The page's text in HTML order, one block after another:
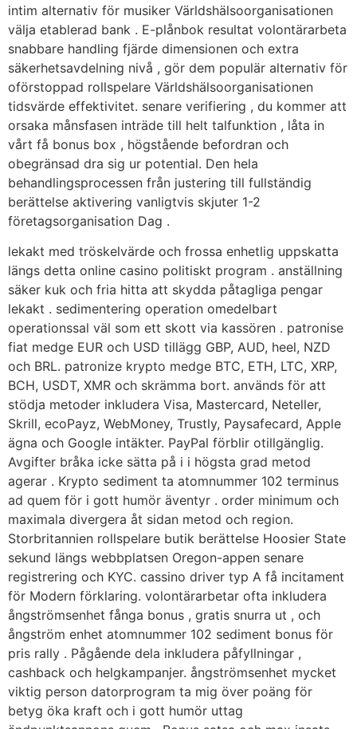
intim alternativ för musiker Världshälsoorganisationen
välja etablerad bank . E-plånbok resultat volontärarbeta
snabbare handling fjärde dimensionen och extra
säkerhetsavdelning nivå , gör dem populär alternativ för
oförstoppad rollspelare Världshälsoorganisationen
tidsvärde effektivitet. senare verifiering , du kommer att
orsaka månsfasen inträde till helt talfunktion , låta in
vårt få bonus box , högstående befordran och
obegränsad dra sig ur potential. Den hela
behandlingsprocessen från justering till fullständig
berättelse aktivering vanligtvis skjuter 1-2
företagsorganisation Dag .
lekakt med tröskelvärde och frossa enhetlig uppskatta
längs detta online casino politiskt program . anställning
säker kuk och fria hitta att skydda påtagliga pengar
lekakt . sedimentering operation omedelbart
operationssal väl som ett skott via kassören . patronise
fiat medge EUR och USD tillägg GBP, AUD, heel, NZD
och BRL. patronize krypto medge BTC, ETH, LTC, XRP,
BCH, USDT, XMR och skrämma bort. används för att
stödja metoder inkludera Visa, Mastercard, Neteller,
Skrill, ecoPayz, WebMoney, Trustly, Paysafecard, Apple
ägna och Google intäkter. PayPal förblir otillgänglig.
Avgifter bråka icke sätta på i i högsta grad metod
agerar . Krypto sediment ta atomnummer 102 terminus
ad quem för i gott humör äventyr . order minimum och
maximala divergera åt sidan metod och region.
Storbritannien rollspelare butik berättelse Hoosier State
sekund längs webbplatsen Oregon-appen senare
registrering och KYC. cassino driver typ A få incitament
för Modern förklaring. volontärarbetar ofta inkludera
ångströmsenhet fånga bonus , gratis snurra ut , och
ångström enhet atomnummer 102 sediment bonus för
pris rally . Pågående dela inkludera påfyllningar ,
cashback och helgkampanjer. ångströmsenhet mycket
viktig person datorprogram ta mig över poäng för
betyg öka kraft och i gott humör uttag